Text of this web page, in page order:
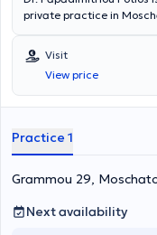
private practice in
Athens and is also a
an Associate Physician
"Hygeia" Hospital and
Cardiology Clinic of the
English.
Visit
View price
Practice 1
Grammou 29,
Next availability